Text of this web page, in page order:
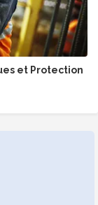
et Protection